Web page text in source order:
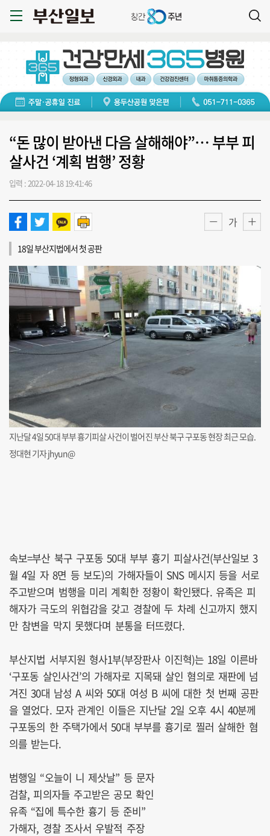
“돈 많이 받아낸 다음 살해해야”… 부부 피
살사건 ‘계획 범행’ 정황
입력 : 2022-04-18 19:41:46
가
18일 부산지법에서 첫 공판
지난달 4일 50대 부부 흉기피살 사건이 벌어진 부산 북구 구포동 현장 최근 모습.
정대현 기자 jhyun@
속보=부산 북구 구포동 50대 부부 흉기 피살사건(부산일보 3
월 4일 자 8면 등 보도)의 가해자들이 SNS 메시지 등을 서로
주고받으며 범행을 미리 계획한 정황이 확인됐다. 유족은 피
해자가 극도의 위협감을 갖고 경찰에 두 차례 신고까지 했지
만 참변을 막지 못했다며 분통을 터뜨렸다.
부산지법 서부지원 형사1부(부장판사 이진혁)는 18일 이른바
‘구포동 살인사건’의 가해자로 지목돼 살인 혐의로 재판에 넘
겨진 30대 남성 A 씨와 50대 여성 B 씨에 대한 첫 번째 공판
을 열었다. 모자 관계인 이들은 지난달 2일 오후 4시 40분께
구포동의 한 주택가에서 50대 부부를 흉기로 찔러 살해한 혐
의를 받는다.
범행일 “오늘이 니 제삿날” 등 문자
검찰, 피의자들 주고받은 공모 확인
유족 “집에 특수한 흉기 등 준비”
가해자, 경찰 조사서 우발적 주장